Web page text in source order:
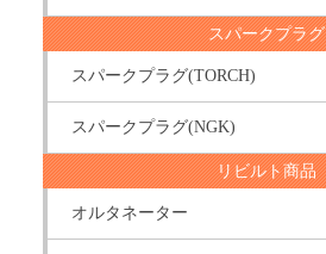
スパークプラグ
スパークプラグ(TORCH)
スパークプラグ(NGK)
リビルト商品
オルタネーター